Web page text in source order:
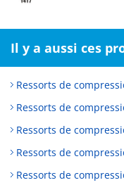
Il y a aussi ces
Ressorts de
Ressorts de
Ressorts de
Ressorts de
Ressorts de